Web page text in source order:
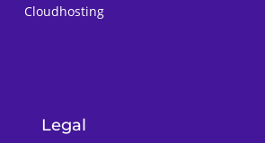
Cloudhosting
Legal